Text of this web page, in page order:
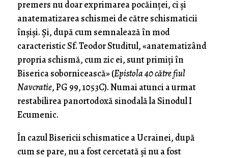
premers nu doar exprimarea pocăinței, ci și
anatematizarea schismei de către schismaticii
înșiși. Și, după cum semnalează în mod
caracteristic Sf. Teodor Studitul, «anatematizând
propria schismă, cum zic ei, sunt primiți în
Biserica sobornicească» (Epistola 40 către fiul
Navcratie, PG 99, 1053C). Numai atunci a urmat
restabilirea panortodoxă sinodală la Sinodul I
Ecumenic.
În cazul Bisericii schismatice a Ucrainei, după
cum se pare, nu a fost cercetată și nu a fost